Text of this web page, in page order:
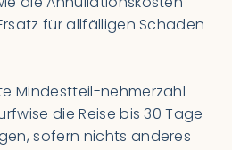
für allfälligen Schaden
Mindestteil-nehmerzahl
die Reise bis 30 Tage
sofern nichts anderes